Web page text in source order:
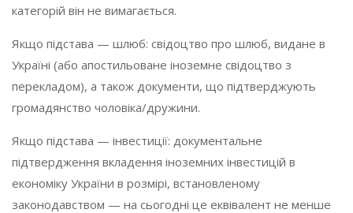
категорій він не вимагається.
Якщо підстава — шлюб: свідоцтво про шлюб, видане в
Україні (або апостильоване іноземне свідоцтво з
перекладом), а також документи, що підтверджують
громадянство чоловіка/дружини.
Якщо підстава — інвестиції: документальне
підтвердження вкладення іноземних інвестицій в
економіку України в розмірі, встановленому
законодавством — на сьогодні це еквівалент не менше